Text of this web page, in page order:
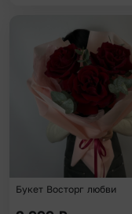
Букет Восторг любви